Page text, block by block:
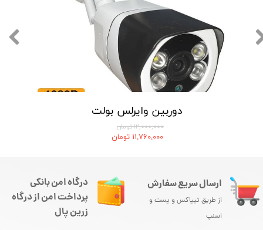
دوربین وایرلس بولت
۱۲,۰۰۰,۰۰۰ تومان
۱۱,۷۶۰,۰۰۰ تومان
ارسال سریع سفارش
از طریق تیپاکس و پست و
اسنپ
درگاه امن بانکی
پرداخت امن از درگاه
زرین پال